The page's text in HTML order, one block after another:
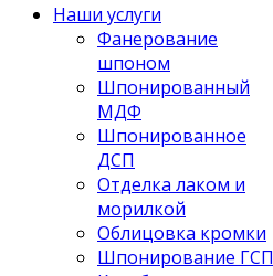
Наши услуги
Фанерование
шпоном
Шпонированный
МДФ
Шпонированное
ДСП
Отделка лаком и
морилкой
Облицовка кромки
Шпонирование ГСП